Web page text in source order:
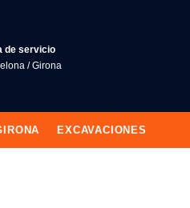
de servicio
/ Girona
EXCAVACIONES